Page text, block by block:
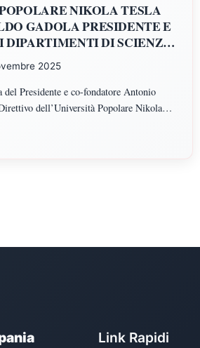
NIKOLA TESLA
GADOLA PRESIDENTE E
DIPARTIMENTI DI SCIENZE
SCIENZE
SCIENZE UMANE,
2025
Presidente e co-fondatore Antonio
dell’Università Popolare Nikola
ed Economiche, Scienze
Link Rapidi